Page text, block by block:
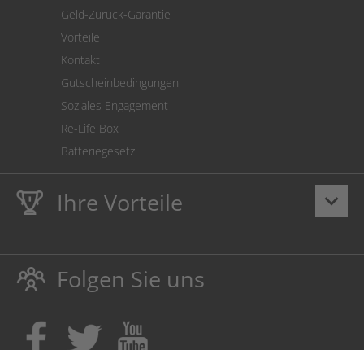
Geld-Zurück-Garantie
Vorteile
Kontakt
Gutscheinbedingungen
Soziales Engagement
Re-Life Box
Batteriegesetz
keyboard_arrow_down
Ihre Vorteile
LebenslangeHausmarke Garantieauf Toner und Tinte
schützt auch Ihren Drucker.
Umweltfreundlich dadurch Abfallvermeidung.
Kaufen Sie Tinte & Toner ruhig da, wo Ihre Kinder einen
Ausbildungsplatz bekommen!
Folgen Sie uns